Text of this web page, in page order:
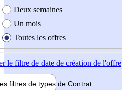
Deux semaines
Un mois
Toutes les offres
le filtre de date de création de l'offre
filtres de types de Contrat